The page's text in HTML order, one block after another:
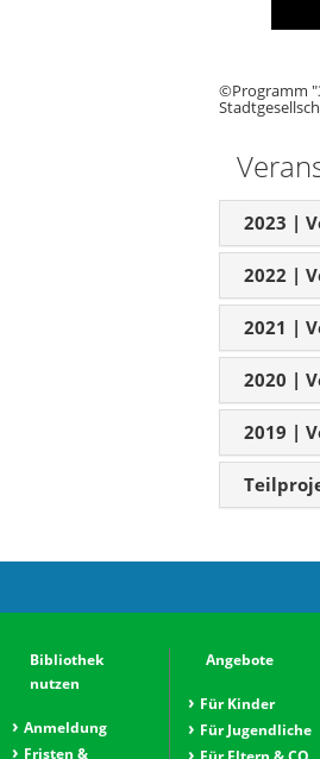
©Programm
2023 |
2022 |
2021 |
2020 |
2019 |
Bibliothek
nutzen
Anmeldung
Fristen &
Angebote
Für Kinder
Für Jugendliche